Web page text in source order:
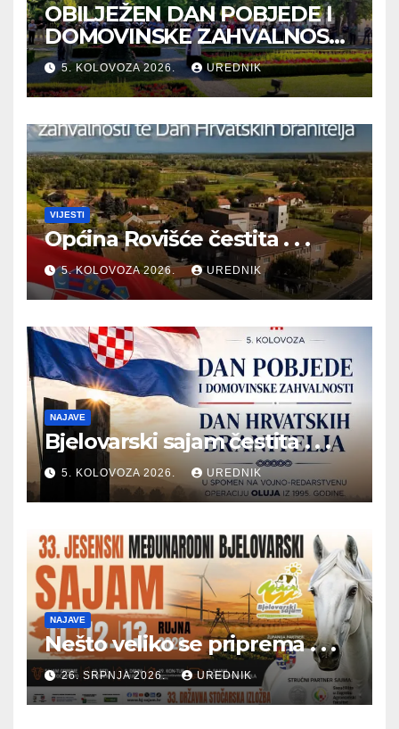
OBILJEŽEN DAN POBJEDE I
DOMOVINSKE ZAHVALNOSTI
TE DAN HRVATSKIH
BRANITELJA
5. KOLOVOZA 2026. UREDNIK
VIJESTI
Općina Rovišće čestita . . .
5. KOLOVOZA 2026. UREDNIK
NAJAVE
Bjelovarski sajam čestita . . .
5. KOLOVOZA 2026. UREDNIK
NAJAVE
Nešto veliko se priprema . . .
26. SRPNJA 2026. UREDNIK